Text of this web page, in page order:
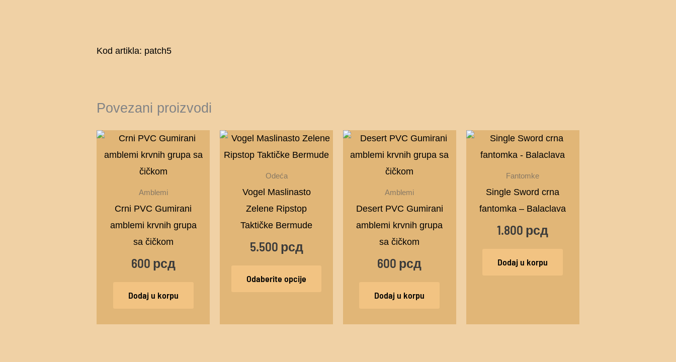
Kod artikla: patch5
Povezani proizvodi
Amblemi
Crni PVC Gumirani
amblemi krvnih grupa
sa čičkom
600 рсд
Dodaj u korpu
Odeća
Vogel Maslinasto
Zelene Ripstop
Taktičke Bermude
5.500 рсд
Odaberite opcije
Ovaj
proizvod
Amblemi
Desert PVC Gumirani
amblemi krvnih grupa
sa čičkom
600 рсд
Dodaj u korpu
Fantomke
Single Sword crna
fantomka – Balaclava
1.800 рсд
Dodaj u korpu